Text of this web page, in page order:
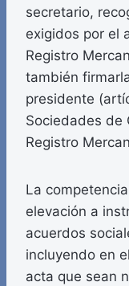
secretario,
exigidos por el
Registro
también
presidente
Sociedades de
Registro
La
elevación a
acuerdos
incluyendo en
acta que sean